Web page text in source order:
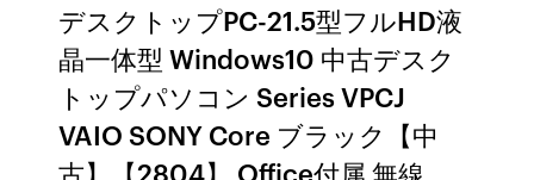
デスクトップPC-21.5型フルHD液
晶一体型 Windows10 中古デスク
トップパソコン Series VPCJ
VAIO SONY Core ブラック【中
古】【2804】 Office付属 無線